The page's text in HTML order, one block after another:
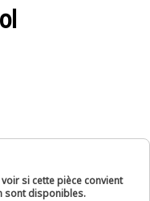
si cette pièce convient
sont disponibles.